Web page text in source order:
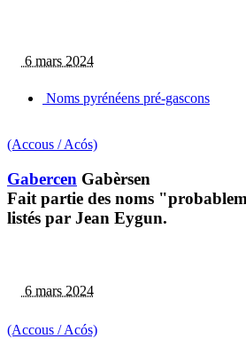
6 mars 2024
Noms pyrénéens pré-gascons
(Accous / Acós)
Gabercen Gabèrsen
Fait partie des noms
listés par Jean Eygun.
6 mars 2024
(Accous / Acós)